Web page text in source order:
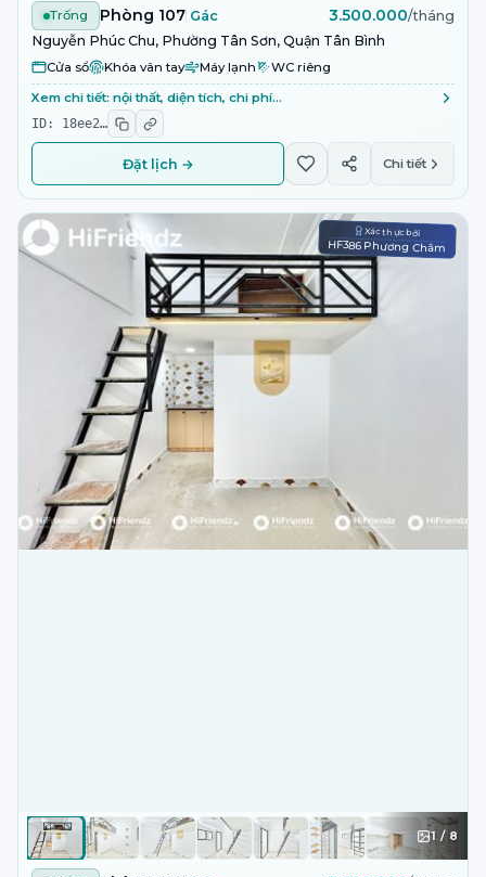
Trống Phòng 107 Gác 3.500.000/tháng
Nguyễn Phúc Chu, Phường Tân Sơn, Quận Tân Bình
Cửa sổ Khóa vân tay Máy lạnh WC riêng
Xem chi tiết: nội thất, diện tích, chi phí…
ID: 18ee2…
Đặt lịch → Chi tiết
Xác thực bởi
HF386 Phương Châm
1/ 8